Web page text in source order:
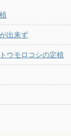
出来ず
ウモロコシの定植